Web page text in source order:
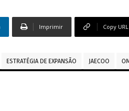
Imprimir Copy URL
ESTRATÉGIA DE EXPANSÃO JAECOO